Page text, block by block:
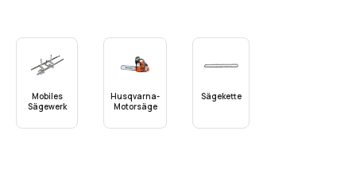
Mobiles
Sägewerk
Husqvarna-
Motorsäge
Sägekette